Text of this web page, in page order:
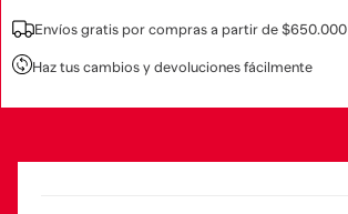
Envíos gratis por compras a partir de $650.000
Haz tus cambios y devoluciones fácilmente